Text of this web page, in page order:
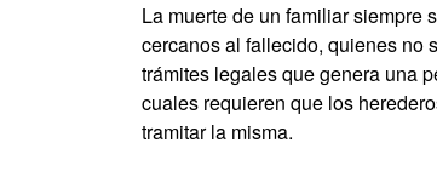
La muerte de un familiar siempre
cercanos al fallecido, quienes no
trámites legales que genera una
cuales requieren que los
tramitar la misma.